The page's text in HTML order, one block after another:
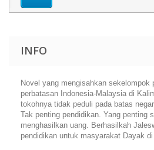
INFO
Novel yang mengisahkan sekelompok
perbatasan Indonesia-Malaysia di
tokohnya tidak peduli pada batas
Tak penting pendidikan. Yang penting
menghasilkan uang. Berhasilkah
pendidikan untuk masyarakat Dayak